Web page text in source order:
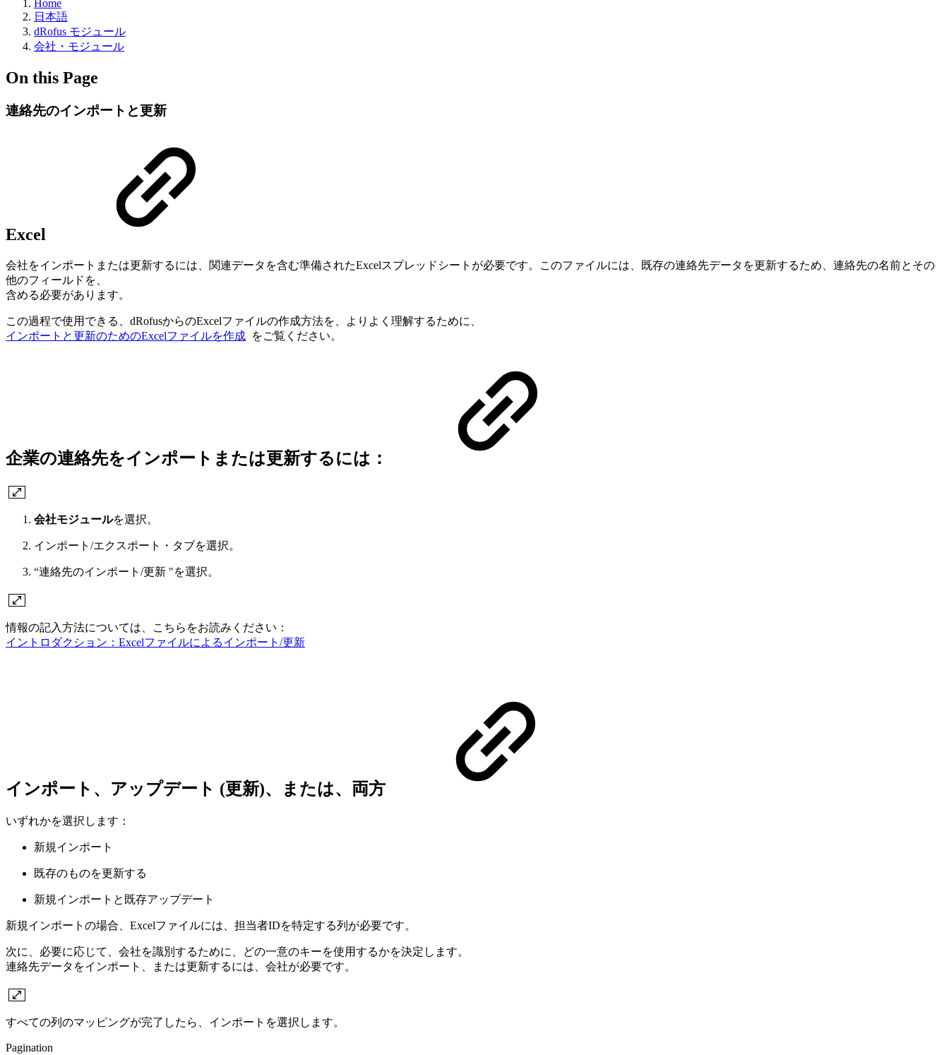
Home
日本語
dRofus モジュール
会社・モジュール
On this Page
連絡先のインポートと更新
Excel
会社をインポートまたは更新するには、関連データを含む準備されたExcelスプレッドシートが必要です。このファイルには、既存の連絡先データを更新するため、連絡先の名前とその
他のフィールドを、
含める必要があります。
この過程で使用できる、dRofusからのExcelファイルの作成方法を、よりよく理解するために、
インポートと更新のためのExcelファイルを作成 をご覧ください。
企業の連絡先をインポートまたは更新するには：
会社モジュールを選択。
インポート/エクスポート・タブを選択。
“連絡先のインポート/更新 "を選択。
情報の記入方法については、こちらをお読みください：
イントロダクション：Excelファイルによるインポート/更新
インポート、アップデート (更新)、または、両方
いずれかを選択します：
新規インポート
既存のものを更新する
新規インポートと既存アップデート
新規インポートの場合、Excelファイルには、担当者IDを特定する列が必要です。
次に、必要に応じて、会社を識別するために、どの一意のキーを使用するかを決定します。
連絡先データをインポート、または更新するには、会社が必要です。
すべての列のマッピングが完了したら、インポートを選択します。
Pagination